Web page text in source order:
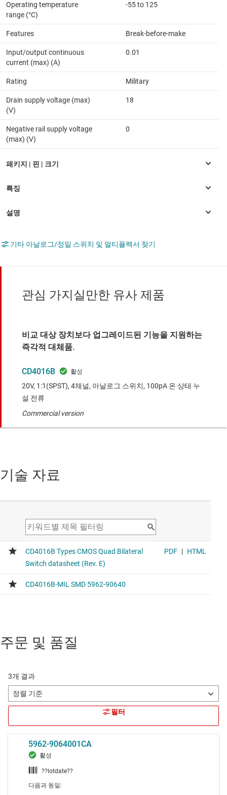
Operating temperature
range (°C)
-55 to 125
Features Break-before-make
Input/output continuous
current (max) (A)
0.01
Rating Military
Drain supply voltage (max)
(V)
18
Negative rail supply voltage
(max) (V)
0
기타 아날로그/정밀 스위치 및 멀티플렉서 찾기
관심 가지실만한 유사 제품
비교 대상 장치보다 업그레이드된 기능을 지원하는
즉각적 대체품.
CD4016B
20V, 1:1(SPST), 4채널, 아날로그 스위치, 100pA 온 상태 누
설 전류
Commercial version
기술 자료
주문 및 품질